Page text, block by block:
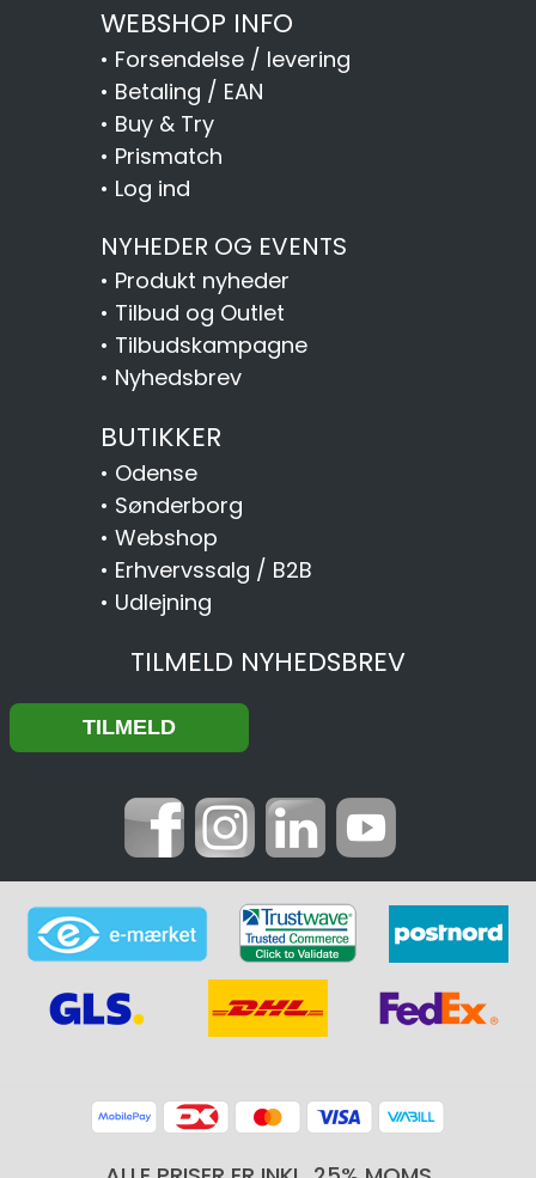
WEBSHOP INFO
• Forsendelse / levering
• Betaling / EAN
• Buy & Try
• Prismatch
• Log ind
NYHEDER OG EVENTS
• Produkt nyheder
• Tilbud og Outlet
• Tilbudskampagne
• Nyhedsbrev
BUTIKKER
• Odense
• Sønderborg
• Webshop
• Erhvervssalg / B2B
• Udlejning
TILMELD NYHEDSBREV